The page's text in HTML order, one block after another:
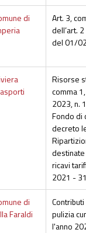
di
Art. 3,
dell’art.
del 01/
Risorse
comma
2023, n.
Fondo di
decreto
ricavi
2021 -
di
Faraldi
pulizia
l'anno